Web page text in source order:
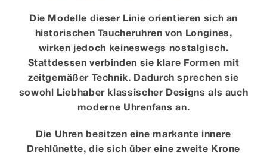
Die Modelle dieser Linie orientieren sich an
historischen Taucheruhren von Longines,
wirken jedoch keineswegs nostalgisch.
Stattdessen verbinden sie klare Formen mit
zeitgemäßer Technik. Dadurch sprechen sie
sowohl Liebhaber klassischer Designs als auch
moderne Uhrenfans an.
Die Uhren besitzen eine markante innere
Drehlünette, die sich über eine zweite Krone